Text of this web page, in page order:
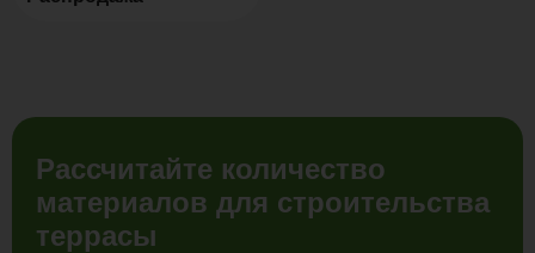
Рассчитайте количество
материалов для строительства
террасы